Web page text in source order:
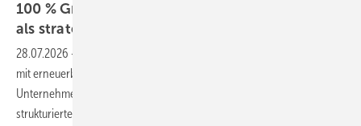
100 % Grünstrom seit 2025 – Dekarbonisierung
als strategisches
28.07.2026 -
mit erneuerbarem Strom an praktisch allen Standorten erreicht. Das
Unternehmen kombiniert Energieeffizienzmaßnahmen mit
strukturierten Ansätzen für grüne Energie, um